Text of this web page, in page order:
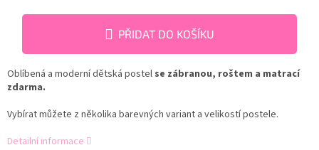
PŘIDAT DO KOŠÍKU
Oblíbená a moderní dětská postel se zábranou, roštem a matrací
zdarma.
Vybírat můžete z několika barevných variant a velikostí postele.
Detailní informace